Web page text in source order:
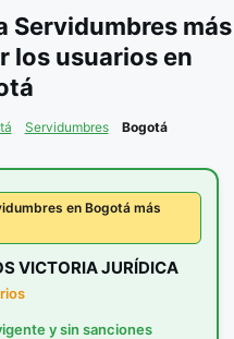
Servidumbres más
los usuarios en
Servidumbres Bogotá
en Bogotá más
VICTORIA JURÍDICA
y sin sanciones